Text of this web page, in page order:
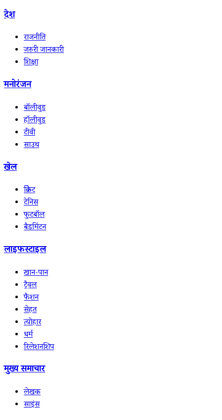
देश
राजनीति
जरुरी जानकारी
शिक्षा
मनोरंजन
बॉलीवुड
हॉलीवुड
टीवी
साउथ
खेल
क्रिकेट
टेनिस
फुटबॉल
बैडमिंटन
लाइफस्टाइल
खान-पान
ट्रैवल
फैशन
सेहत
त्योहार
धर्म
रिलेशनशिप
मुख्य समाचार
लेखक
साइंस